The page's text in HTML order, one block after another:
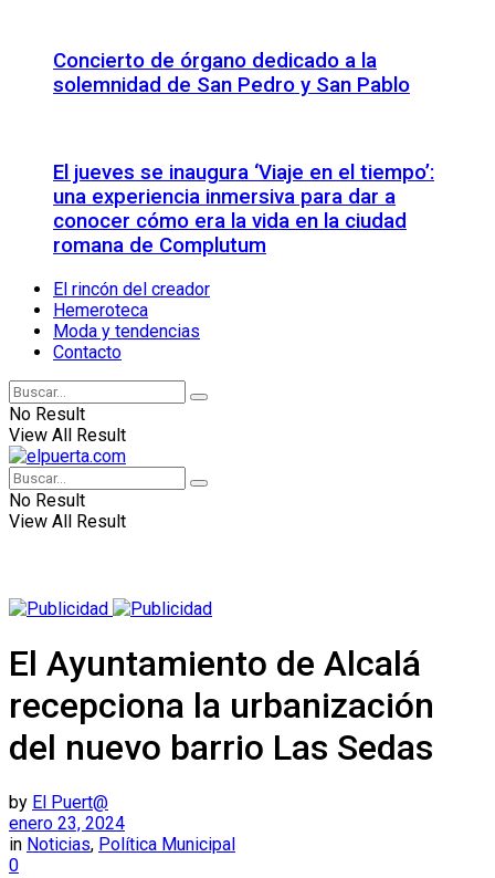
Concierto de órgano dedicado a la
solemnidad de San Pedro y San Pablo
El jueves se inaugura ‘Viaje en el tiempo’:
una experiencia inmersiva para dar a
conocer cómo era la vida en la ciudad
romana de Complutum
El rincón del creador
Hemeroteca
Moda y tendencias
Contacto
No Result
View All Result
No Result
View All Result
El Ayuntamiento de Alcalá
recepciona la urbanización
del nuevo barrio Las Sedas
by El Puert@
enero 23, 2024
in Noticias, Política Municipal
0